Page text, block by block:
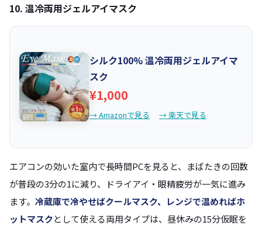
10. 温冷両用ジェルアイマスク
シルク100% 温冷両用ジェルアイマ
スク
¥1,000
→ Amazonで見る → 楽天で見る
エアコンの効いた室内で長時間PCを見ると、まばたきの回数
が普段の3分の1に減り、ドライアイ・眼精疲労が一気に進み
ます。 冷蔵庫で冷やせばクールマスク、レンジで温めればホ
ットマスクとして使える両用タイプは、昼休みの15分仮眠を